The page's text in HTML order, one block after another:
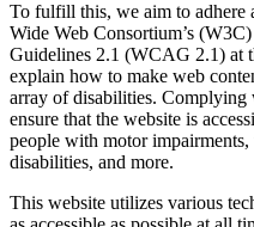
To fulfill this, we aim to adhere
Wide Web Consortium’s
Guidelines 2.1 (WCAG 2.1) at
explain how to make web
array of disabilities. Complying
ensure that the website is
people with motor
disabilities, and more.
This website utilizes various